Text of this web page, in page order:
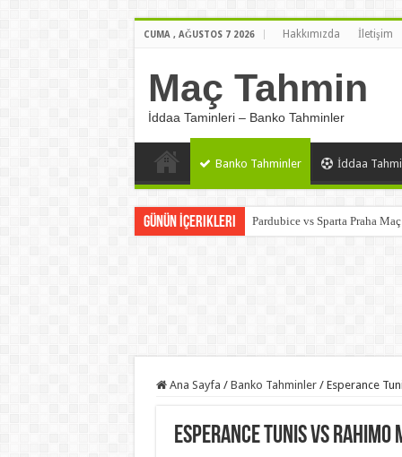
CUMA , AĞUSTOS 7 2026 Hakkımızda İletişim
Maç Tahmin
İddaa Taminleri – Banko Tahminler
Banko Tahminler İddaa
Günün İçerikleri Pardubice vs Sparta Praha
Ana Sayfa / Banko Tahminler / Esperance
Esperance Tunis vs Rahimo